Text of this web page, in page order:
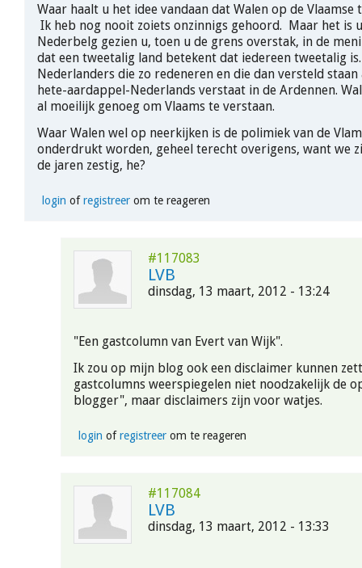
Waar haalt u het idee vandaan dat Walen op de Vlaamse
Ik heb nog nooit zoiets onzinnigs gehoord. Maar het is
Nederbelg gezien u, toen u de grens overstak, in de
dat een tweetalig land betekent dat iedereen tweetalig
Nederlanders die zo redeneren en die dan versteld
hete-aardappel-Nederlands verstaat in de Ardennen.
al moeilijk genoeg om Vlaams te verstaan.
Waar Walen wel op neerkijken is de polimiek van de
onderdrukt worden, geheel terecht overigens, want we
de jaren zestig, he?
login ofregistreerom te reageren
#117083
LVB
dinsdag, 13 maart, 2012 - 13:24
"Een gastcolumn van Evert van Wijk".
Ik zou op mijn blog ook een disclaimer kunnen
gastcolumns weerspiegelen niet noodzakelijk de
blogger", maar disclaimers zijn voor watjes.
login ofregistreerom te reageren
#117084
LVB
dinsdag, 13 maart, 2012 - 13:33